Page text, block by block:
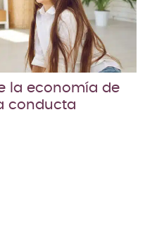
la economía de
conducta